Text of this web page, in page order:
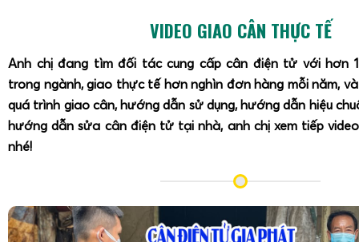
VIDEO GIAO CÂN THỰC TẾ
Anh chị đang tìm đối tác cung cấp cân điện tử với hơn
trong ngành, giao thực tế hơn nghìn đơn hàng mỗi năm,
quá trình giao cân, hướng dẫn sử dụng, hướng dẫn hiệu
hướng dẫn sửa cân điện tử tại nhà, anh chị xem tiếp
nhé!